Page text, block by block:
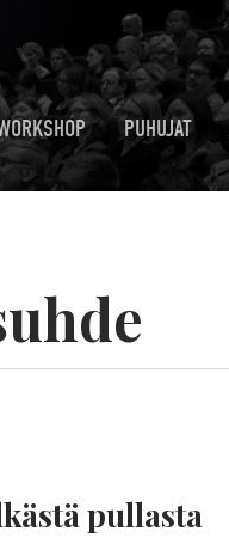
PUHUJAT
pullasta